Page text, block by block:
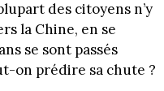
des citoyens n’y
la Chine, en se
se sont passés
on prédire sa chute ?